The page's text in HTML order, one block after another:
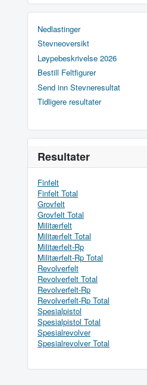
Nedlastinger
Stevneoversikt
Løypebeskrivelse 2026
Bestill Feltfigurer
Send inn Stevneresultat
Tidligere resultater
Resultater
Finfelt
Finfelt Total
Grovfelt
Grovfelt Total
Militærfelt
Militærfelt Total
Militærfelt-Rp
Militærfelt-Rp Total
Revolverfelt
Revolverfelt Total
Revolverfelt-Rp
Revolverfelt-Rp Total
Spesialpistol
Spesialpistol Total
Spesialrevolver
Spesialrevolver Total